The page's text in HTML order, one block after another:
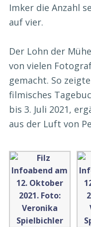
Imker die Anzahl
auf vier.
Der Lohn der
von vielen
gemacht. So
filmisches
bis 3. Juli 2021,
aus der Luft von